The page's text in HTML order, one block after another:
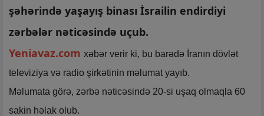
şəhərində yaşayış binası İsrailin endirdiyi
zərbələr nəticəsində uçub.
Yeniavaz.com xəbər verir ki, bu barədə İranın dövlət
televiziya və radio şirkətinin məlumat yayıb.
Məlumata görə, zərbə nəticəsində 20-si uşaq olmaqla 60
sakin həlak olub.